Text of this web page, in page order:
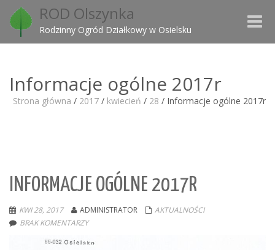
ROD Olszynka
Rodzinny Ogród Działkowy w Osielsku
Toggle
Informacje ogólne 2017r
Strona główna / 2017 / kwiecień / 28 / Informacje ogólne 2017r
INFORMACJE OGÓLNE 2017R
KWI 28, 2017 ADMINISTRATOR
AKTUALNOŚCI
BRAK KOMENTARZY